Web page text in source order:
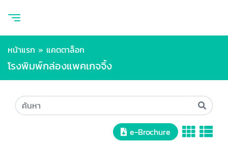
หน้าแรก » แคตตาล็อก
โรงพิมพ์กล่องแพคเกจจิ้ง
e-Brochure